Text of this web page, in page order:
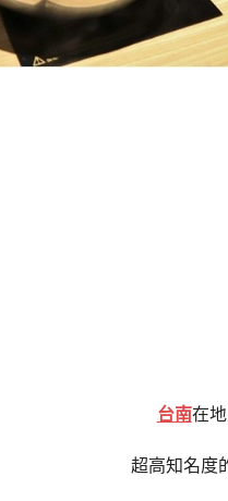
台南在
超高知名度